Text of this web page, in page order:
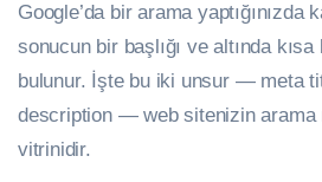
Google’da bir arama yaptığınızda
sonucun bir başlığı ve altında kısa
bulunur. İşte bu iki unsur — meta
description — web sitenizin arama
vitrinidir.